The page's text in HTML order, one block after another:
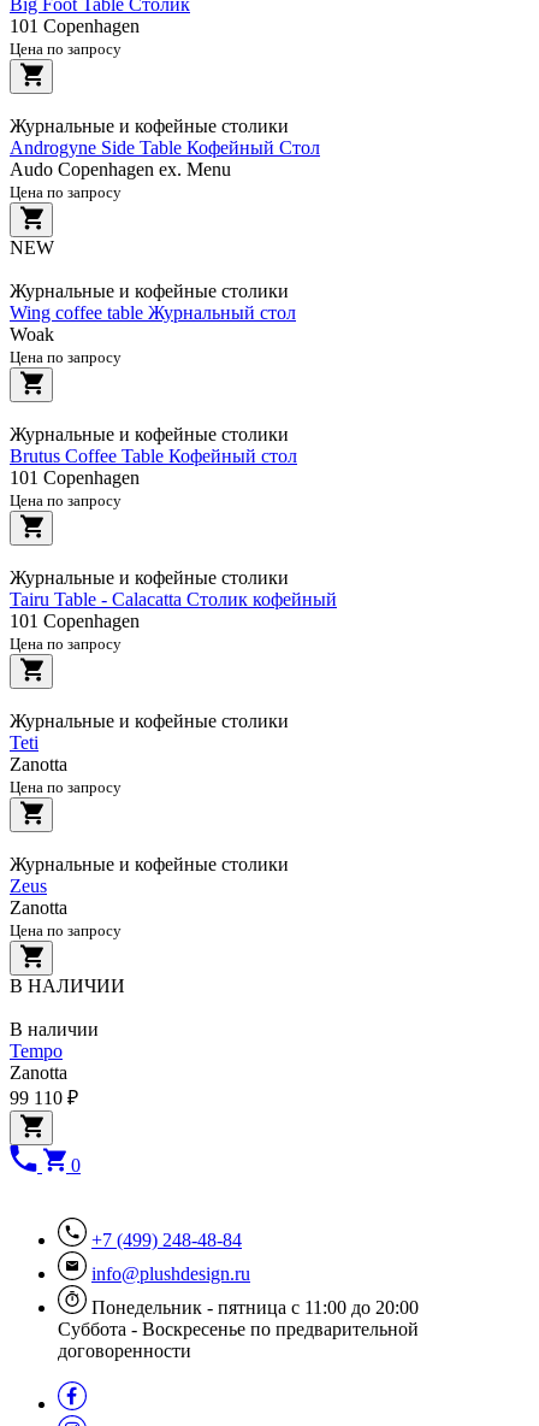
Big Foot Table Столик
101 Copenhagen
Цена по запросу
Журнальные и кофейные столики
Androgyne Side Table Кофейный Стол
Audo Copenhagen ex. Menu
Цена по запросу
NEW
Журнальные и кофейные столики
Wing coffee table Журнальный стол
Woak
Цена по запросу
Журнальные и кофейные столики
Brutus Coffee Table Кофейный стол
101 Copenhagen
Цена по запросу
Журнальные и кофейные столики
Tairu Table - Calacatta Столик кофейный
101 Copenhagen
Цена по запросу
Журнальные и кофейные столики
Teti
Zanotta
Цена по запросу
Журнальные и кофейные столики
Zeus
Zanotta
Цена по запросу
В НАЛИЧИИ
В наличии
Tempo
Zanotta
99 110 ₽
0
+7 (499) 248-48-84
info@plushdesign.ru
Понедельник - пятница с 11:00 до 20:00
Суббота - Воскресенье по предварительной
договоренности